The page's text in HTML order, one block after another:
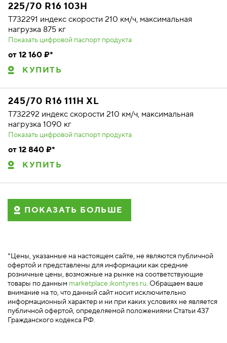
225/70 R16 103H
T732291 индекс скорости 210 км/ч, максимальная
нагрузка 875 кг
Показать цифровой паспорт продукта
от 12 160 ₽*
КУПИТЬ
245/70 R16 111H XL
T732292 индекс скорости 210 км/ч, максимальная
нагрузка 1090 кг
Показать цифровой паспорт продукта
от 12 840 ₽*
КУПИТЬ
ПОКАЗАТЬ БОЛЬШЕ
*Цены, указанные на настоящем сайте, не являются публичной
офертой и представлены для информации как средние
розничные цены, возможные на рынке на соответствующие
товары по данным marketplace.ikontyres.ru. Обращаем ваше
внимание на то, что данный сайт носит исключительно
информационный характер и ни при каких условиях не является
публичной офертой, определяемой положениями Статьи 437
Гражданского кодекса РФ.